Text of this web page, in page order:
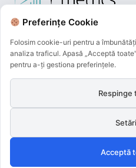
Plățile online
și beneficiază
Preferințe Cookie
Folosim cookie-uri pentru a
analiza traficul. Apasă „Acceptă
pentru a-ți gestiona preferințele.
Respinge
Setări
Acceptă